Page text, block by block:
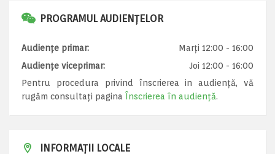
PROGRAMUL AUDIENȚELOR
Audiențe primar:
Marți 12:00 - 16:00
Audiențe viceprimar:
Joi 12:00 - 16:00
Pentru procedura privind înscrierea in audiență, vă
rugăm consultați pagina Înscrierea în audiență.
INFORMAȚII LOCALE